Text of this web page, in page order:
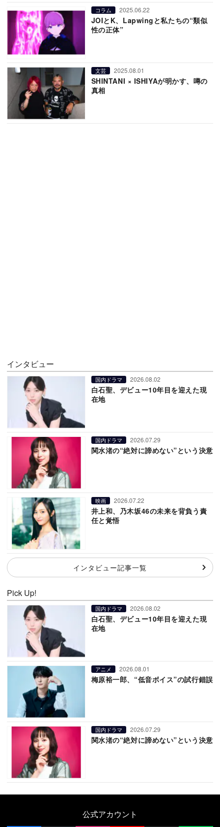
コラム 2025.06.22
JOIとK、Lapwingと私たちの“類似
性の正体”
文芸 2025.08.01
SHINTANI × ISHIYAが明かす、噂の
真相
インタビュー
国内ドラマ 2026.08.02
白石聖、デビュー10年目を迎えた現
在地
国内ドラマ 2026.07.29
関水渚の“絶対に諦めない”という決意
映画 2026.07.22
井上和、乃木坂46の未来を背負う責
任と覚悟
インタビュー記事一覧
Pick Up!
国内ドラマ 2026.08.02
白石聖、デビュー10年目を迎えた現
在地
アニメ 2026.08.01
梅原裕一郎、“低音ボイス”の試行錯誤
国内ドラマ 2026.07.29
関水渚の“絶対に諦めない”という決意
公式アカウント